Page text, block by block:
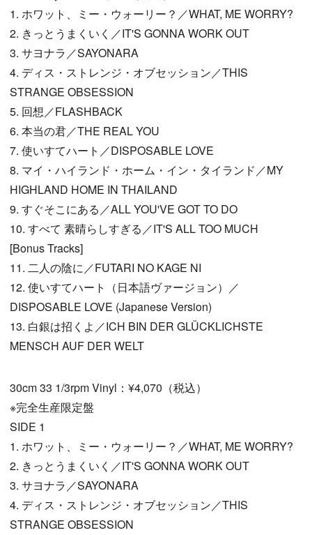
1. ホワット、ミー・ウォーリー？／WHAT, ME WORRY?
2. きっとうまくいく／IT'S GONNA WORK OUT
3. サヨナラ／SAYONARA
4. ディス・ストレンジ・オブセッション／THIS
STRANGE OBSESSION
5. 回想／FLASHBACK
6. 本当の君／THE REAL YOU
7. 使いすてハート／DISPOSABLE LOVE
8. マイ・ハイランド・ホーム・イン・タイランド／MY
HIGHLAND HOME IN THAILAND
9. すぐそこにある／ALL YOU'VE GOT TO DO
10. すべて 素晴らしすぎる／IT'S ALL TOO MUCH
[Bonus Tracks]
11. 二人の陰に／FUTARI NO KAGE NI
12. 使いすてハート（日本語ヴァージョン）／
DISPOSABLE LOVE (Japanese Version)
13. 白銀は招くよ／ICH BIN DER GLÜCKLICHSTE
MENSCH AUF DER WELT
30cm 33 1/3rpm Vinyl：¥4,070（税込）
※完全生産限定盤
SIDE 1
1. ホワット、ミー・ウォーリー？／WHAT, ME WORRY?
2. きっとうまくいく／IT'S GONNA WORK OUT
3. サヨナラ／SAYONARA
4. ディス・ストレンジ・オブセッション／THIS
STRANGE OBSESSION